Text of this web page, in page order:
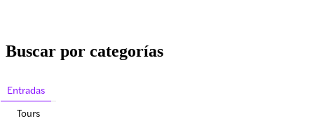
Buscar por categorías
Entradas
Tours